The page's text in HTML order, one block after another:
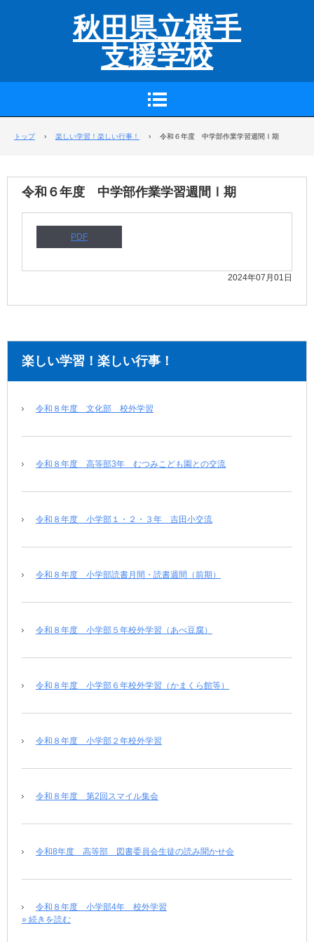
秋田県立横手
支援学校
トップ › 楽しい学習！楽しい行事！ › 令和６年度 中学部作業学習週間Ⅰ期
令和６年度 中学部作業学習週間Ⅰ期
PDF
2024年07月01日
楽しい学習！楽しい行事！
令和８年度 文化部 校外学習
令和８年度 高等部3年 むつみこども園との交流
令和８年度 小学部１・２・３年 吉田小交流
令和８年度 小学部読書月間・読書週間（前期）
令和８年度 小学部５年校外学習（あべ豆腐）
令和８年度 小学部６年校外学習（かまくら館等）
令和８年度 小学部２年校外学習
令和８年度 第2回スマイル集会
令和8年度 高等部 図書委員会生徒の読み聞かせ会
令和８年度 小学部4年 校外学習
» 続きを読む